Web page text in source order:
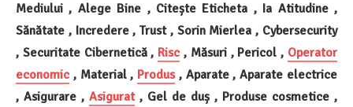
Mediului , Alege Bine , Citește Eticheta , Ia Atitudine ,
Sănătate , Incredere , Trust , Sorin Mierlea , Cybersecurity
, Securitate Cibernetică , Risc , Măsuri , Pericol , Operator
economic , Material , Produs , Aparate , Aparate electrice
, Asigurare , Asigurat , Gel de duș , Produse cosmetice ,